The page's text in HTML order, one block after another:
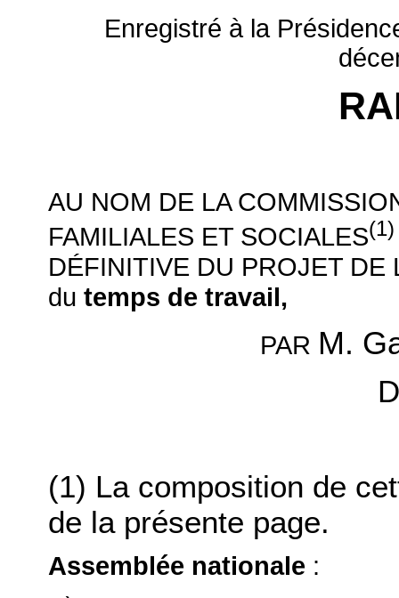
Enregistré à la
AU NOM DE LA
FAMILIALES ET SOCIALES(1)
DÉFINITIVE DU PROJET DE
du temps de travail,
PAR M.
(1) La composition de
de la présente page.
Assemblée nationale :